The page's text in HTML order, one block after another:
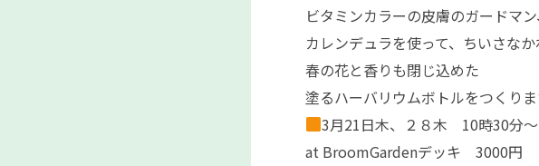
ビタミンカラーの皮膚のガードマン
カレンデュラを使って、ちいさな
春の花と香りも閉じ込めた
塗るハーバリウムボトルをつくり
3月21日木、２８木 10時30分
at BroomGardenデッキ 3000円